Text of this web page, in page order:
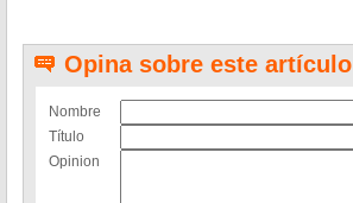
Opina sobre este artículo
Nombre
Título
Opinion